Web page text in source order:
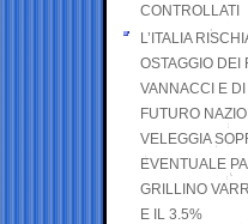
CONTROLLATI
L’ITALIA
OSTAGGIO DEI
VANNACCI E DI
FUTURO
VELEGGIA
EVENTUALE
GRILLINO
E IL 3.5%